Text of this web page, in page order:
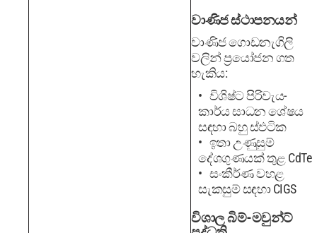
වාණිජ ස්ථාපනයන්
වාණිජ ගොඩනැගිලි
වලින් ප්‍රයෝජන ගත
හැකිය:
විශිෂ්ට පිරිවැය-
කාර්ය සාධන ශේෂය
සඳහා බහු ස්ඵටික
ඉතා උණුසුම්
දේශගුණයක් තුළ CdTe
සංකීර්ණ වහළ
සැකසුම් සඳහා CIGS
විශාල බිම්-මවුන්ට්